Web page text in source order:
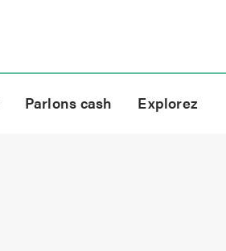
Parlons cash Explorez